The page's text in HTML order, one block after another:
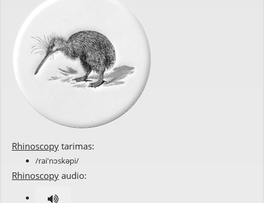
Rhinoscopy tarimas:
/rai'nɔskəpi/
Rhinoscopy audio: